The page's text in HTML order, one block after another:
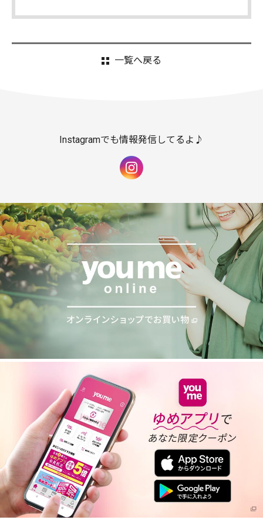
一覧へ戻る
Instagramでも情報発信してるよ♪